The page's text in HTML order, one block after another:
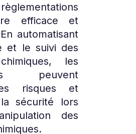
efficace et
automatisant
et le suivi des
les
peuvent
risques et
sécurité lors
des